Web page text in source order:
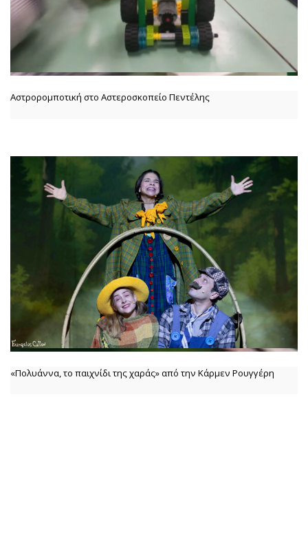
Αστρορομποτική στο Αστεροσκοπείο Πεντέλης
«Πολυάννα, το παιχνίδι της χαράς» από την Κάρμεν Ρουγγέρη